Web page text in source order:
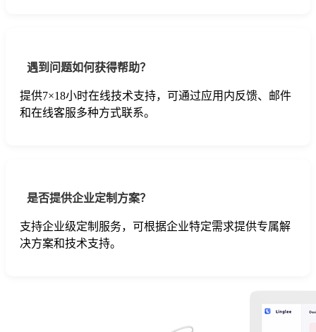
遇到问题如何获得帮助？
提供7×18小时在线技术支持，可通过应用内反馈、邮件
和在线客服多种方式联系。
是否提供企业定制方案？
支持企业级定制服务，可根据企业特定需求提供专属解
决方案和技术支持。